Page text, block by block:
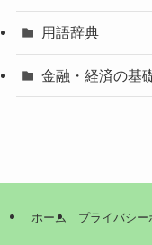
用語辞典
金融・経済の基
ホーム プライバシー